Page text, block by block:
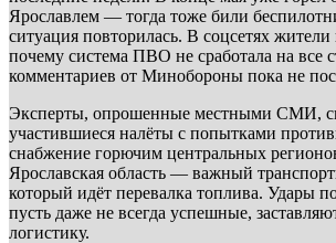
Ярославлем — тогда тоже били
ситуация повторилась. В соцсетях
почему система ПВО не сработала на все
комментариев от Минобороны пока не
Эксперты, опрошенные местными СМИ,
участившиеся налёты с попытками
снабжение горючим центральных
Ярославская область — важный
который идёт перевалка топлива. Удары
пусть даже не всегда успешные,
логистику.